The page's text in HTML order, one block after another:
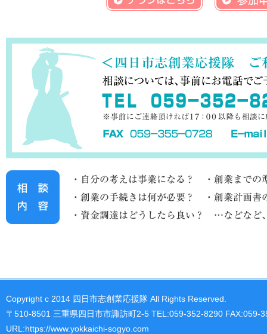
Copyright c 2014 四日市志創業応援隊 All Rights Reserved.
〒510-8501 三重県四日市市諏訪町2-5 TEL:059-352-8290 FAX:059-
URL:https://www.yokkaichi-sogyo.com